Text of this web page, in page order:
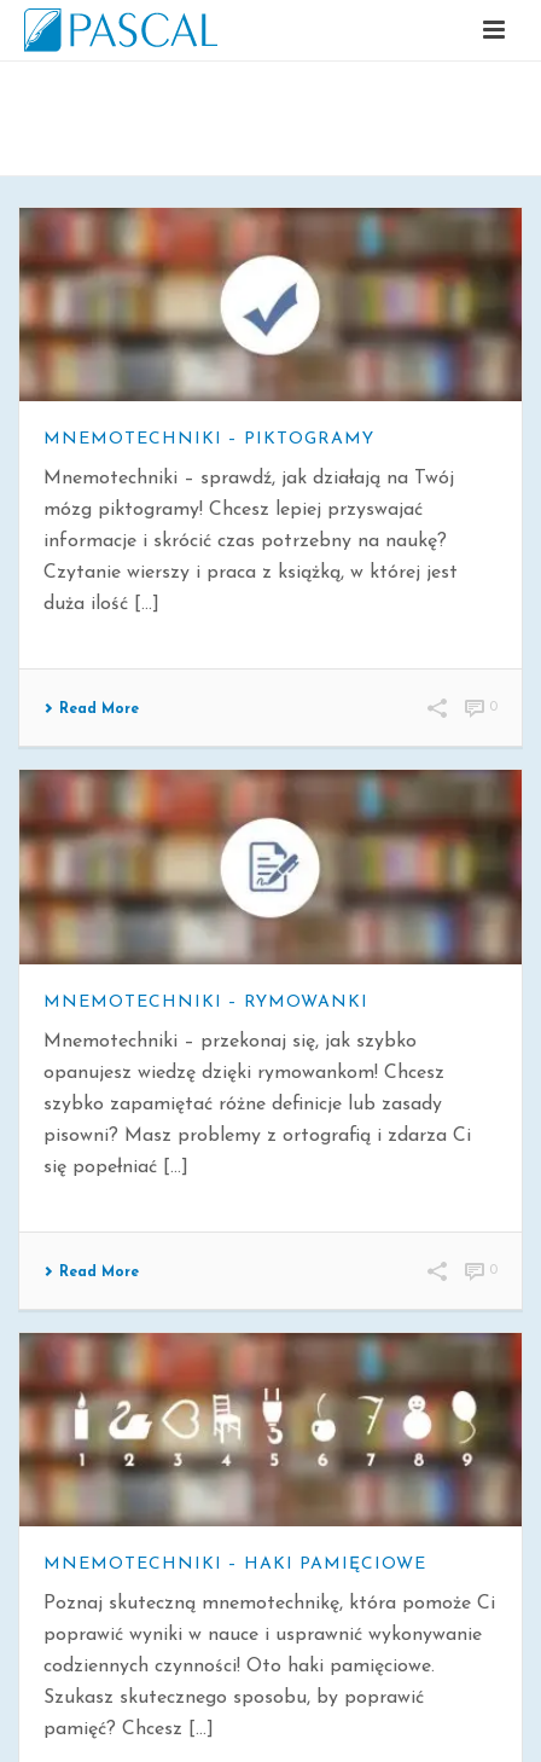
MNEMOTECHNIKI – PIKTOGRAMY
Mnemotechniki – sprawdź, jak działają na Twój
mózg piktogramy! Chcesz lepiej przyswajać
informacje i skrócić czas potrzebny na naukę?
Czytanie wierszy i praca z książką, w której jest
duża ilość [...]
Read More 0
MNEMOTECHNIKI – RYMOWANKI
Mnemotechniki – przekonaj się, jak szybko
opanujesz wiedzę dzięki rymowankom! Chcesz
szybko zapamiętać różne definicje lub zasady
pisowni? Masz problemy z ortografią i zdarza Ci
się popełniać [...]
Read More 0
MNEMOTECHNIKI – HAKI PAMIĘCIOWE
Poznaj skuteczną mnemotechnikę, która pomoże Ci
poprawić wyniki w nauce i usprawnić wykonywanie
codziennych czynności! Oto haki pamięciowe.
Szukasz skutecznego sposobu, by poprawić
pamięć? Chcesz [...]